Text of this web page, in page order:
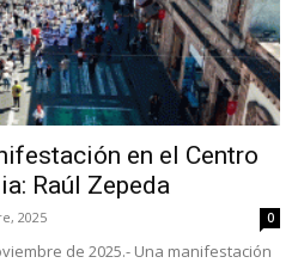
en el Centro
Raúl Zepeda
2025 0
de 2025.- Una manifestación